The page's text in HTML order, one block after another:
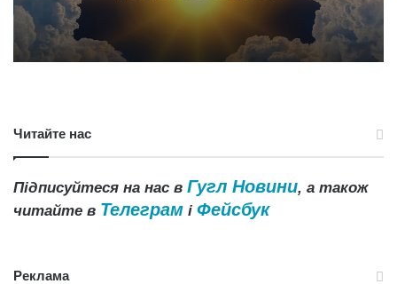
Читайте нас
Підписуйтеся на нас в Гугл Новини, а також
читайте в Телеграм і Фейсбук
Реклама